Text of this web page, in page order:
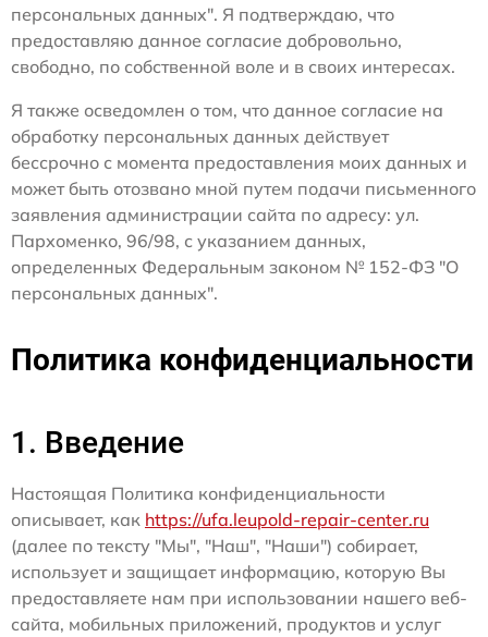
персональных данных". Я подтверждаю, что
предоставляю данное согласие добровольно,
свободно, по собственной воле и в своих интересах.
Я также осведомлен о том, что данное согласие на
обработку персональных данных действует
бессрочно с момента предоставления моих данных и
может быть отозвано мной путем подачи письменного
заявления администрации сайта по адресу: ул.
Пархоменко, 96/98, с указанием данных,
определенных Федеральным законом № 152-ФЗ "О
персональных данных".
Политика конфиденциальности
1. Введение
Настоящая Политика конфиденциальности
описывает, как https://ufa.leupold-repair-center.ru
(далее по тексту "Мы", "Наш", "Наши") собирает,
использует и защищает информацию, которую Вы
предоставляете нам при использовании нашего веб-
сайта, мобильных приложений, продуктов и услуг